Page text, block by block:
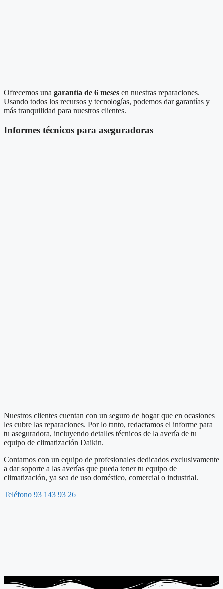
Ofrecemos una garantía de 6 meses en nuestras reparaciones.
Usando todos los recursos y tecnologías, podemos dar garantías y
más tranquilidad para nuestros clientes.
Informes técnicos para aseguradoras
Nuestros clientes cuentan con un seguro de hogar que en ocasiones
les cubre las reparaciones. Por lo tanto, redactamos el informe para
tu aseguradora, incluyendo detalles técnicos de la avería de tu
equipo de climatización Daikin.
Contamos con un equipo de profesionales dedicados exclusivamente
a dar soporte a las averías que pueda tener tu equipo de
climatización, ya sea de uso doméstico, comercial o industrial.
Teléfono 93 143 93 26